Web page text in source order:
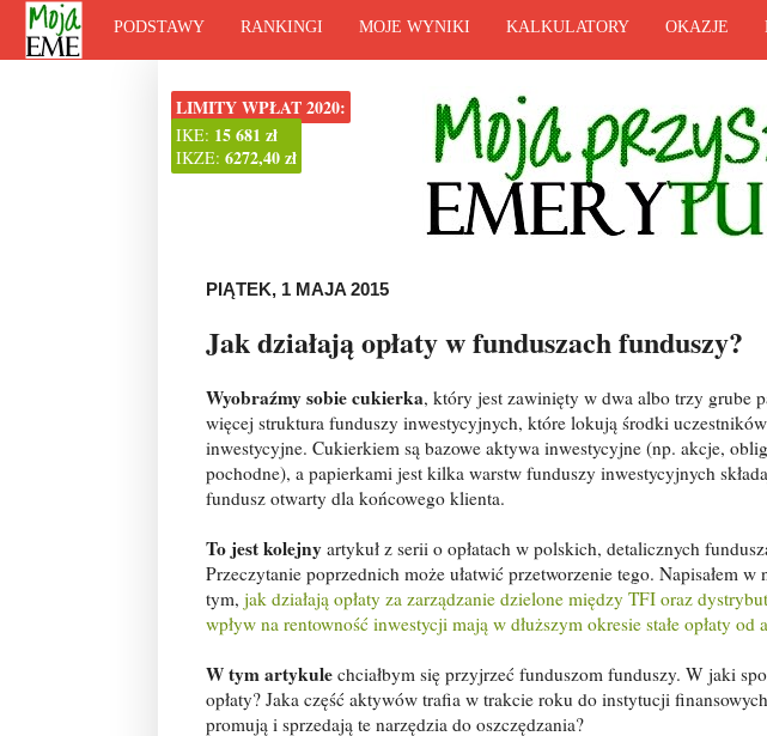
PODSTAWY RANKINGI MOJE WYNIKI KALKULATORY OKAZJE
LIMITY WPŁAT 2020:
IKE: 15 681 zł
IKZE: 6272,40 zł
PIĄTEK, 1 MAJA 2015
Jak działają opłaty w funduszach funduszy?
Wyobraźmy sobie cukierka, który jest zawinięty w dwa albo trzy grube
więcej struktura funduszy inwestycyjnych, które lokują środki
inwestycyjne. Cukierkiem są bazowe aktywa inwestycyjne (np. akcje,
pochodne), a papierkami jest kilka warstw funduszy inwestycyjnych
fundusz otwarty dla końcowego klienta.
To jest kolejny artykuł z serii o opłatach w polskich, detalicznych
Przeczytanie poprzednich może ułatwić przetworzenie tego. Napisałem
tym, jak działają opłaty za zarządzanie dzielone między TFI oraz
wpływ na rentowność inwestycji mają w dłuższym okresie stałe opłaty od
W tym artykule chciałbym się przyjrzeć funduszom funduszy. W jaki
opłaty? Jaka część aktywów trafia w trakcie roku do instytucji
promują i sprzedają te narzędzia do oszczędzania?